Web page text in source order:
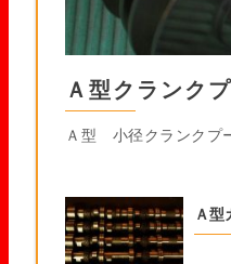
Ａ型クランク
Ａ型 小径クランク
Ａ